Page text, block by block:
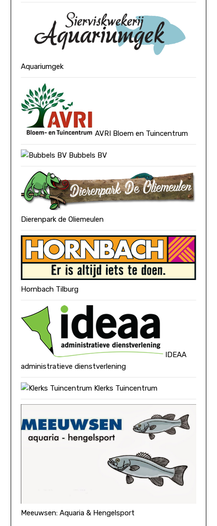
Aquariumgek
AVRI Bloem en Tuincentrum
Bubbels BV
Dierenpark de Oliemeulen
Hornbach Tilburg
IDEAA
administratieve dienstverlening
Klerks Tuincentrum
Meeuwsen: Aquaria & Hengelsport